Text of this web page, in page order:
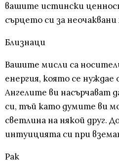
вашите истински
сърцето си за
Близнаци
Вашите мисли са
енергия, която се нуждае
Ангелите ви насърчават
си, тъй като думите ви
светлина на някой друг.
интуицията си при
Рак